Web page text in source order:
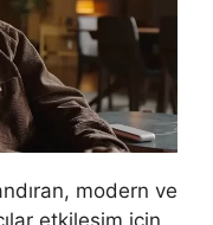
modern ve